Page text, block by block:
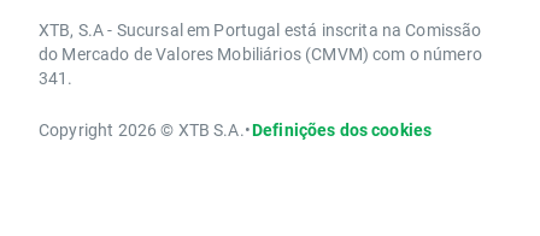
XTB, S.A - Sucursal em Portugal está inscrita na Comissão
do Mercado de Valores Mobiliários (CMVM) com o número
341.
Copyright 2026 © XTB S.A.•Definições dos cookies